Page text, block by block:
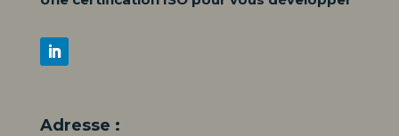
Adresse :